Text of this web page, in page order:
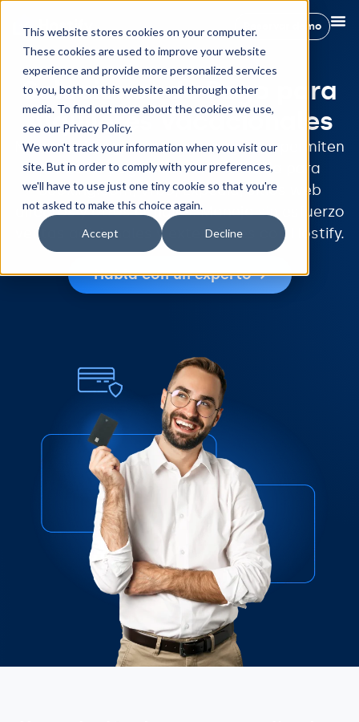
This website stores cookies on your computer.
These cookies are used to improve your website
experience and provide more personalized services
to you, both on this website and through other
media. To find out more about the cookies we use,
see our Privacy Policy.
We won't track your information when you visit our
site. But in order to comply with your preferences,
we'll have to use just one tiny cookie so that you're
not asked to make this choice again.
Accept Decline
Reservar demo
Soluciones de Pago para
Alquileres Vacacionales
Nuestras integraciones de pagos te permiten
procesar pagos de manera fluida para
Booking.com, Vrbo, Expedia, sitios web
directos y otros canales. Maneja sin esfuerzo
ventas adicionales y extensiones con Hostify.
Habla con un experto